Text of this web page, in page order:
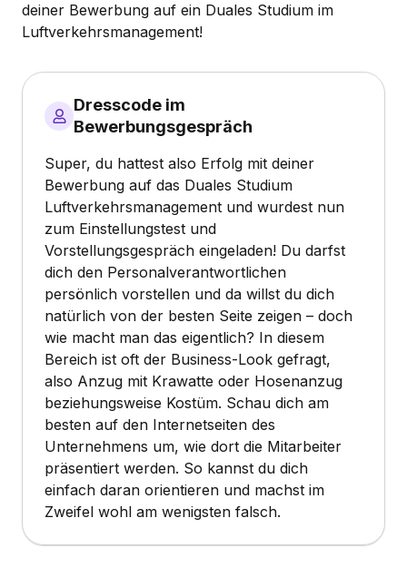
deiner Bewerbung auf ein Duales Studium im
Luftverkehrsmanagement!
Dresscode im
Bewerbungsgespräch
Super, du hattest also Erfolg mit deiner
Bewerbung auf das Duales Studium
Luftverkehrsmanagement und wurdest nun
zum Einstellungstest und
Vorstellungsgespräch eingeladen! Du darfst
dich den Personalverantwortlichen
persönlich vorstellen und da willst du dich
natürlich von der besten Seite zeigen – doch
wie macht man das eigentlich? In diesem
Bereich ist oft der Business-Look gefragt,
also Anzug mit Krawatte oder Hosenanzug
beziehungsweise Kostüm. Schau dich am
besten auf den Internetseiten des
Unternehmens um, wie dort die Mitarbeiter
präsentiert werden. So kannst du dich
einfach daran orientieren und machst im
Zweifel wohl am wenigsten falsch.